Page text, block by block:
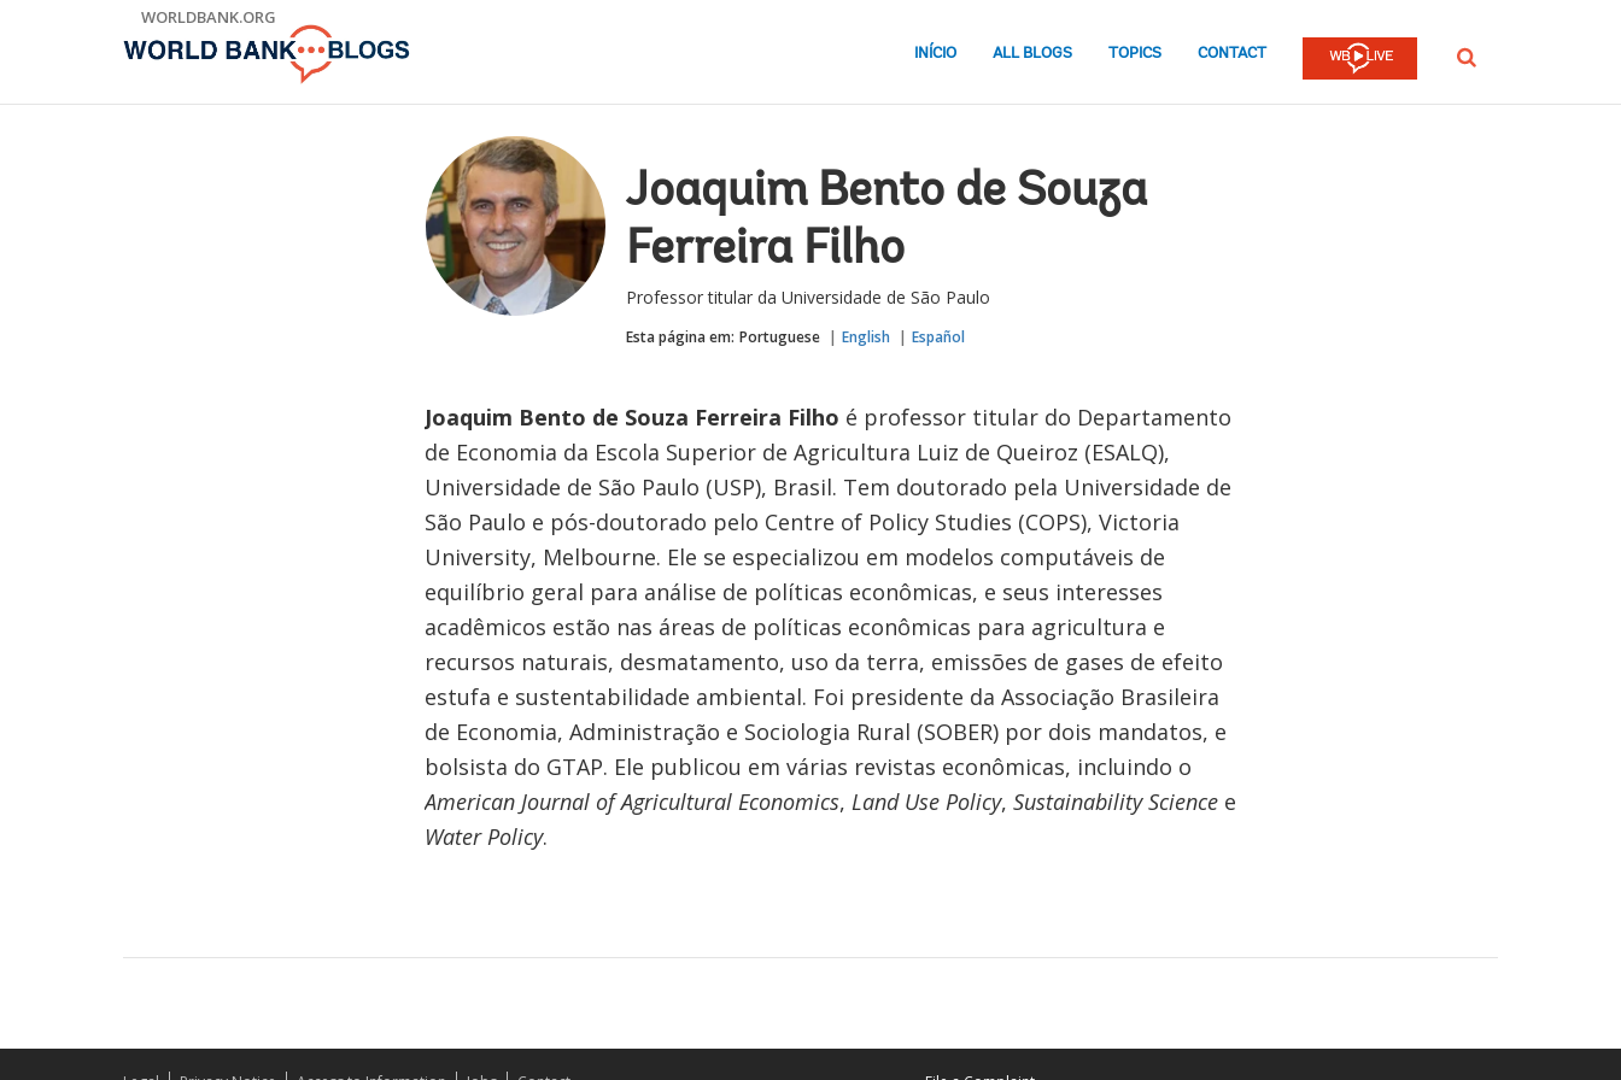
WORLDBANK.ORG
INÍCIO ALL BLOGS TOPICS CONTACT Procurar
Joaquim Bento de Souza
Ferreira Filho
Professor titular da Universidade de São Paulo
Esta página em: Portuguese English Español
Joaquim Bento de Souza Ferreira Filho é professor titular do Departamento
de Economia da Escola Superior de Agricultura Luiz de Queiroz (ESALQ),
Universidade de São Paulo (USP), Brasil. Tem doutorado pela Universidade de
São Paulo e pós-doutorado pelo Centre of Policy Studies (COPS), Victoria
University, Melbourne. Ele se especializou em modelos computáveis de
equilíbrio geral para análise de políticas econômicas, e seus interesses
acadêmicos estão nas áreas de políticas econômicas para agricultura e
recursos naturais, desmatamento, uso da terra, emissões de gases de efeito
estufa e sustentabilidade ambiental. Foi presidente da Associação Brasileira
de Economia, Administração e Sociologia Rural (SOBER) por dois mandatos, e
bolsista do GTAP. Ele publicou em várias revistas econômicas, incluindo o
American Journal of Agricultural Economics, Land Use Policy, Sustainability Science e
Water Policy.